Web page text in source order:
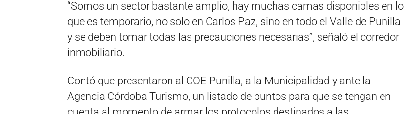
“Somos un sector bastante amplio, hay muchas camas disponibles en lo
que es temporario, no solo en Carlos Paz, sino en todo el Valle de Punilla
y se deben tomar todas las precauciones necesarias”, señaló el corredor
inmobiliario.
Contó que presentaron al COE Punilla, a la Municipalidad y ante la
Agencia Córdoba Turismo, un listado de puntos para que se tengan en